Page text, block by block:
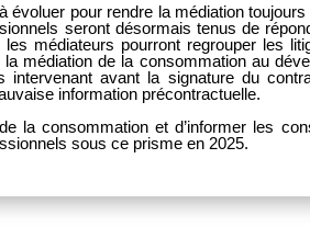
pour rendre la médiation
seront désormais tenus de
médiateurs pourront regrouper les
médiation de la consommation au
avant la signature du
information précontractuelle.
la consommation et d’informer les
sous ce prisme en 2025.